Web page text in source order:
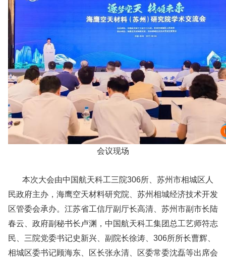
会议现场
本次大会由中国航天科工三院306所、苏州市相城区人
民政府主办，海鹰空天材料研究院、苏州相城经济技术开发
区管委会承办。江苏省工信厅副厅长高清、苏州市副市长陆
春云、政府副秘书长卢渊，中国航天科工集团总工艺师符志
民、三院党委书记史新兴、副院长徐涛、306所所长曹辉、
相城区委书记顾海东、区长张永清、区委常委沈磊等出席会